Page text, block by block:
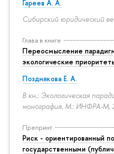
Гареев А. А.
Сибирский юридический
Глава в книге
Переосмысление
экологические
Позднякова Е. А.
В кн.: Экологическая
монография. М.: ИНФРА-М,
Препринт
Риск - ориентированный
государственными